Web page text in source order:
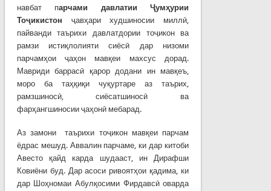
навбат парчами давлатииҶумҳурии
Тоҷикистон ҷавҳари худшиносии миллӣ,
пайванди таърихи давлатдории тоҷикон ва
рамзи истиқлолияти сиёсӣ дар низоми
парчамҳои ҷаҳон мавқеи махсус дорад.
Мавриди баррасӣ қарор додани ин мавқеъ,
моро ба таҳқиқи чуқуртаре аз таърих,
рамзшиносӣ, сиёсатшиносӣ ва
фарҳангшиносии ҷаҳонӣ мебарад.
Аз замони таърихи тоҷикон мавқеи парчам
ёдрас мешуд. Аввалин парчаме, ки дар китоби
Авесто қайд карда шудааст, ин Дирафши
Ковиёни буд. Дар асоси ривоятҳои қадима, ки
дар Шоҳномаи Абулқосими Фирдавсӣ оварда